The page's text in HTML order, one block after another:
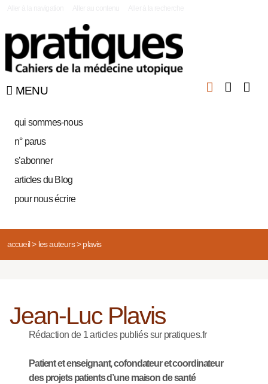
MENU
qui sommes-nous
n° parus
s’abonner
articles du Blog
pour nous écrire
accueil> les auteurs> plavis
Jean-Luc Plavis
Rédaction de 1 articles publiés sur pratiques.fr
Patient et enseignant, cofondateur et coordinateur
des projets patients d’une maison de santé